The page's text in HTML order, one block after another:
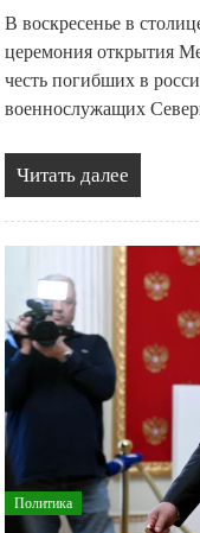
В воскресенье в
церемония открытия
честь погибших в
военнослужащих
Читать далее
Политика